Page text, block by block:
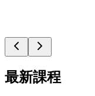
最新課程